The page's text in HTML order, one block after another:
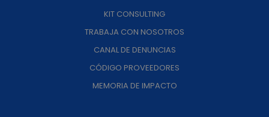
KIT CONSULTING
TRABAJA CON NOSOTROS
CANAL DE DENUNCIAS
CÓDIGO PROVEEDORES
MEMORIA DE IMPACTO